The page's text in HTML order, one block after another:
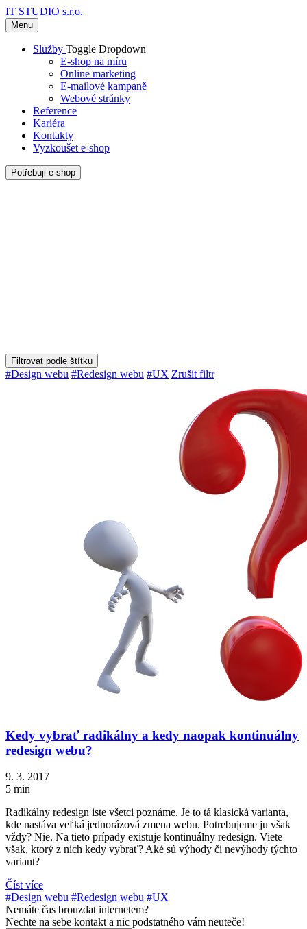
IT STUDIO s.r.o.
Menu
Služby Toggle Dropdown
E-shop na míru
Online marketing
E-mailové kampaně
Webové stránky
Reference
Kariéra
Kontakty
Vyzkoušet e-shop
Potřebuji e-shop
Filtrovat podle štítku
#Design webu #Redesign webu #UX Zrušit filtr
Kedy vybrať radikálny a kedy naopak kontinuálny
redesign webu?
9. 3. 2017
5 min
Radikálny redesign iste všetci poznáme. Je to tá klasická varianta,
kde nastáva veľká jednorázová zmena webu. Potrebujeme ju však
vždy? Nie. Na tieto prípady existuje kontinuálny redesign. Viete
však, ktorý z nich kedy vybrať? Aké sú výhody či nevýhody týchto
variant?
Číst více
#Design webu #Redesign webu #UX
Nemáte čas brouzdat internetem?
Nechte na sebe kontakt a nic podstatného vám neuteče!